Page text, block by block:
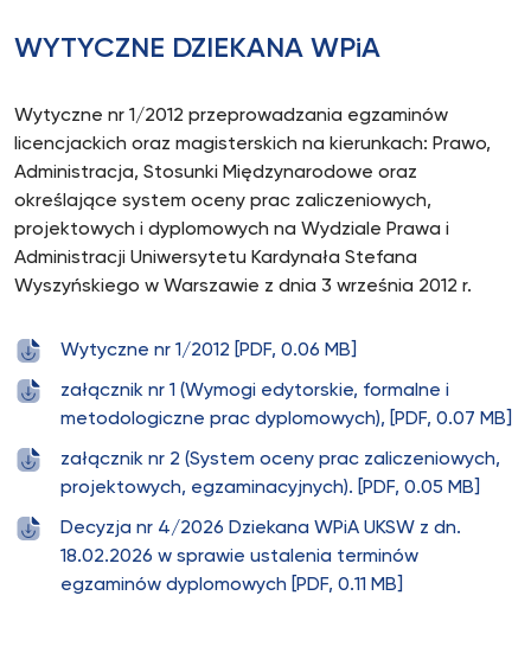
WYTYCZNE DZIEKANA WPiA
Wytyczne nr 1/2012 przeprowadzania egzaminów
licencjackich oraz magisterskich na kierunkach: Prawo,
Administracja, Stosunki Międzynarodowe oraz
określające system oceny prac zaliczeniowych,
projektowych i dyplomowych na Wydziale Prawa i
Administracji Uniwersytetu Kardynała Stefana
Wyszyńskiego w Warszawie z dnia 3 września 2012 r.
Wytyczne nr 1/2012 [PDF, 0.06 MB]
załącznik nr 1 (Wymogi edytorskie, formalne i
metodologiczne prac dyplomowych), [PDF, 0.07 MB]
załącznik nr 2 (System oceny prac zaliczeniowych,
projektowych, egzaminacyjnych). [PDF, 0.05 MB]
Decyzja nr 4/2026 Dziekana WPiA UKSW z dn.
18.02.2026 w sprawie ustalenia terminów
egzaminów dyplomowych [PDF, 0.11 MB]